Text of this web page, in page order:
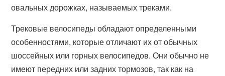
овальных дорожках, называемых треками.
Трековые велосипеды обладают определенными
особенностями, которые отличают их от обычных
шоссейных или горных велосипедов. Они обычно не
имеют передних или задних тормозов, так как на